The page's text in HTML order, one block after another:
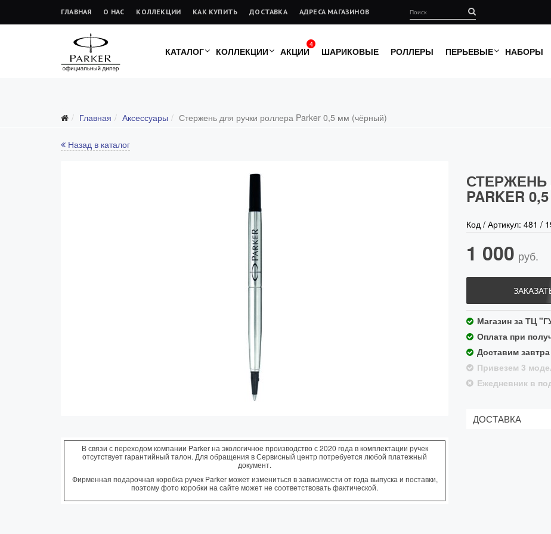
ГЛАВНАЯ О НАС КОЛЛЕКЦИИ КАК КУПИТЬ ДОСТАВКА АДРЕСА МАГАЗИНОВ
КАТАЛОГ КОЛЛЕКЦИИ
4
АКЦИИ ШАРИКОВЫЕ РОЛЛЕРЫ ПЕРЬЕВЫЕ НАБОРЫ
Главная Аксессуары Стержень для ручки роллера Parker 0,5 мм (чёрный)
Назад в каталог
В связи с переходом компании Parker на экологичное производство с 2020 года в комплектации ручек
отсутствует гарантийный талон. Для обращения в Сервисный центр потребуется любой платежный
документ.
Фирменная подарочная коробка ручек Parker может измениться в зависимости от года выпуска и поставки,
поэтому фото коробки на сайте может не соответствовать фактической.
СТЕРЖЕНЬ
PARKER
Код / Артикул: 481 /
1 000 руб.
Магазин за ТЦ
Оплата при
Доставим
Привезем 3
Ежедневник в
ДОСТАВКА